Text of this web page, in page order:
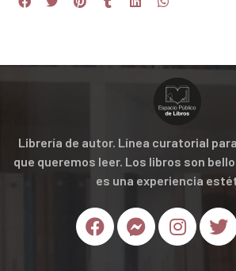
Librería de autor. Línea curatorial
que queremos leer. Los libros son
es una experiencia